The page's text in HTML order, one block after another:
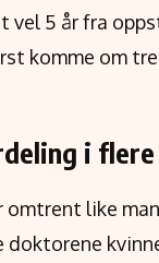
vel 5 år fra
komme om
i
like
doktorene